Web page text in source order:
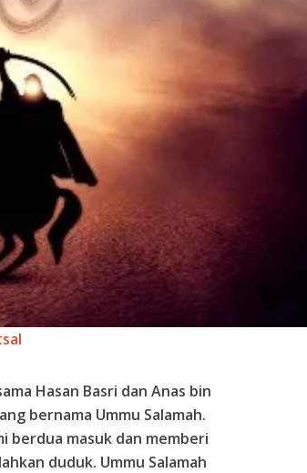
Hasan Basri dan Anas bin
bernama Ummu Salamah.
berdua masuk dan memberi
duduk. Ummu Salamah